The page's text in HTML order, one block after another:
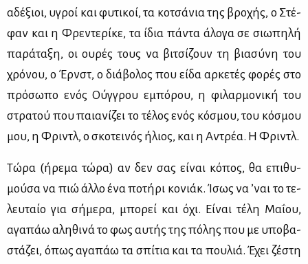
αδέ­ξιοι, υγροί και φυ­τι­κοί, τα κο­τσά­νια της βρο­χής, o Στέ­
φαν και η Φρε­ντε­ρί­κε, τα ίδια πά­ντα άλο­γα σε σιω­πη­λή
πα­ρά­τα­ξη, οι ου­ρές τους να βι­τσί­ζουν τη βια­σύ­νη του
χρό­νου, o Έρνστ, ο διά­βο­λος που εί­δα αρ­κε­τές φο­ρές στο
πρό­σω­πο ενός Ούγ­γρου εμπό­ρου, η φι­λαρ­μο­νι­κή του
στρα­τού που παια­νί­ζει το τέ­λος ενός κό­σμου, του κό­σμου
μου, η Φρι­ντλ, o σκο­τει­νός ήλιος, και η Αντρέα. Η Φρι­ντλ.
Τώ­ρα (ήρε­μα τώ­ρα) αν δεν σας εί­ναι κό­πος, θα επι­θυ­
μού­σα να πιώ άλ­λο ένα πο­τή­ρι κο­νιάκ. Ίσως να ’ναι το τε­
λευ­ταίο για σή­με­ρα, μπο­ρεί και όχι. Εί­ναι τέ­λη Μα­ΐ­ου,
αγα­πάω αλη­θι­νά το φως αυ­τής της πό­λης που με υπο­βα­
στά­ζει, όπως αγα­πάω τα σπί­τια και τα που­λιά. Έχει ζέ­στη